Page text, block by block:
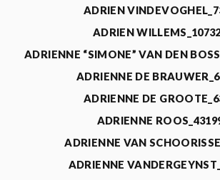
ADRIEN
ADRIEN
ADRIENNE “SIMONE” VAN DEN
ADRIENNE DE
ADRIENNE DE
ADRIENNE
ADRIENNE VAN
ADRIENNE